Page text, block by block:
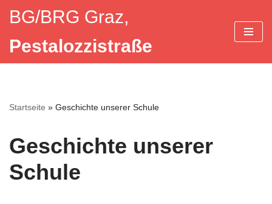
Inhalt
springen
BG/BRG Graz,
Pestalozzistraße
Startseite » Geschichte unserer Schule
Geschichte unserer
Schule